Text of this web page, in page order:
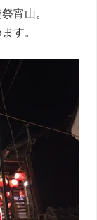
宵山。
す。